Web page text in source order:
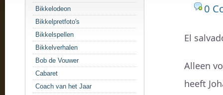
Bikkelodeon
Bikkelpretfoto's
Bikkelspellen
Bikkelverhalen
Bob de Vouwer
Cabaret
Coach van het Jaar
0
El
Alleen
heeft